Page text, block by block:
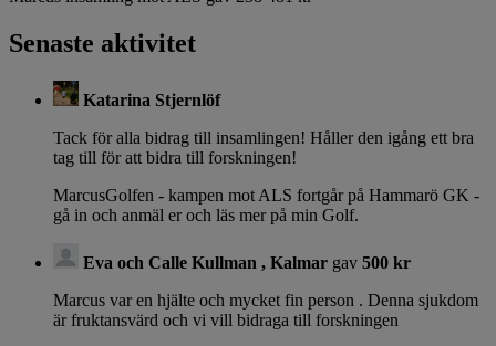
Senaste aktivitet
Katarina Stjernlöf
Tack för alla bidrag till insamlingen! Håller den igång ett bra
tag till för att bidra till forskningen!
MarcusGolfen - kampen mot ALS fortgår på Hammarö GK -
gå in och anmäl er och läs mer på min Golf.
Eva och Calle Kullman , Kalmar gav 500 kr
Marcus var en hjälte och mycket fin person . Denna sjukdom
är fruktansvärd och vi vill bidraga till forskningen